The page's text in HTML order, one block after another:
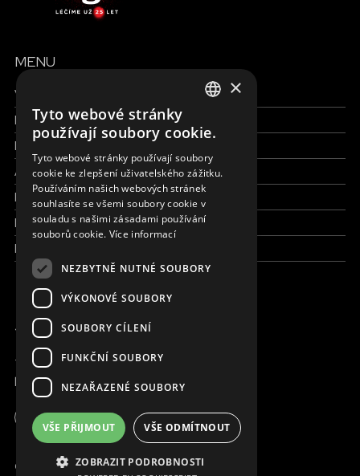
Česká republika
Pracujte s námi
MENU
Všechny formy pomoci
Finance a reporty
Pracujte s námi
Aktuálně
Kdo jsme
Kde pracujeme
Kontaktujte nás
JSME ONLINE
+420 736 416 505
kancelar@magna.org
© Copyright MAGNA 2001 - 2026
CZECH
×
Tyto webové stránky
používají soubory cookie.
Tyto webové stránky používají soubory
cookie ke zlepšení uživatelského zážitku.
Používáním našich webových stránek
souhlasíte se všemi soubory cookie v
souladu s našimi zásadami používání
souborů cookie. Více informací
NEZBYTNĚ NUTNÉ SOUBORY
VÝKONOVÉ SOUBORY
SOUBORY CÍLENÍ
FUNKČNÍ SOUBORY
NEZAŘAZENÉ SOUBORY
VŠE PŘIJMOUT VŠE ODMÍTNOUT
ZOBRAZIT PODROBNOSTI